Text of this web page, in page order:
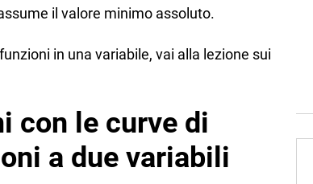
il valore minimo assoluto.
in una variabile, vai alla lezione sui
con le curve di
a due variabili